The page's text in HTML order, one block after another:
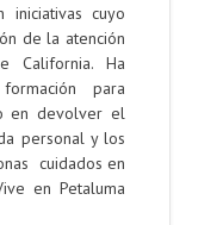
iniciativas cuyo
de la atención
California. Ha
para
en devolver el
personal y los
cuidados en
en Petaluma